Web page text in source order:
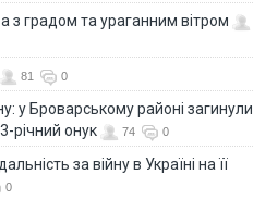
з градом та ураганним вітром
81 0
у Броварському районі загинули
річний онук
74 0
за війну в Україні на її
0